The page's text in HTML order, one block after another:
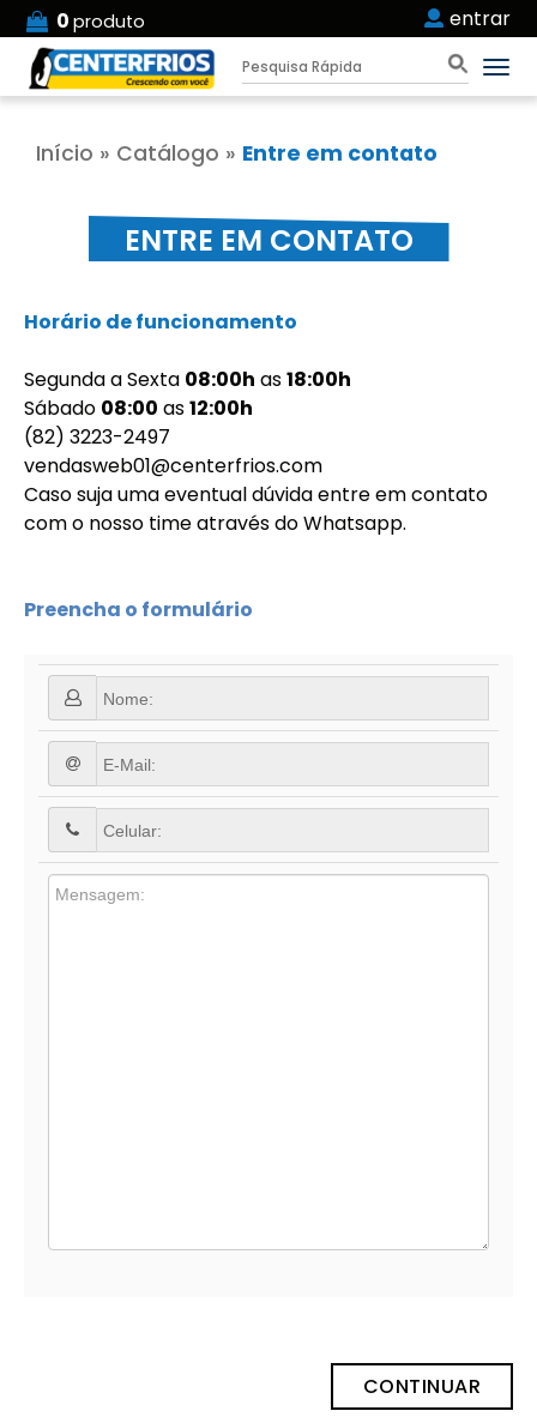
0produto entrar
Início » Catálogo » Entre em contato
ENTRE EM CONTATO
Horário de funcionamento
Segunda a Sexta 08:00h as18:00h
Sábado 08:00 as12:00h
(82) 3223-2497
vendasweb01@centerfrios.com
Caso suja uma eventual dúvida entre em contato
com o nosso time através do Whatsapp.
Preencha o formulário
CONTINUAR